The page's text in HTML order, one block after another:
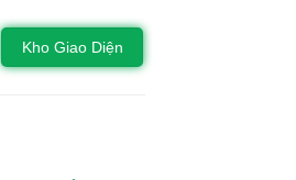
Kho Giao Diện